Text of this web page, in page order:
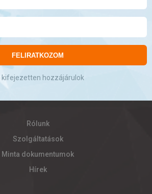
FELIRATKOZOM
hozzájárulok
Rólunk
Szolgáltatások
Minta dokumentumok
Hírek